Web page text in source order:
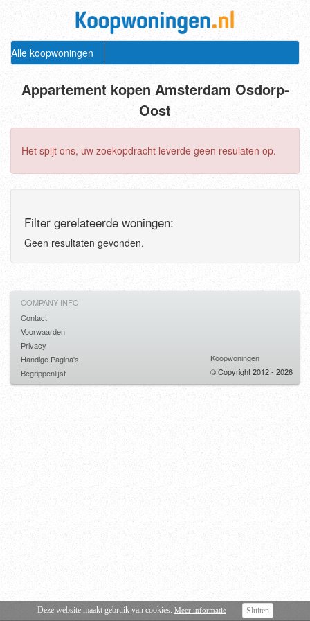
Alle koopwoningen
Appartement kopen Amsterdam Osdorp-
Oost
Het spijt ons, uw zoekopdracht leverde geen resulaten op.
Filter gerelateerde woningen:
Geen resultaten gevonden.
Deze website maakt gebruik van cookies. Meer informatie Sluiten
COMPANY INFO
Contact
Voorwaarden
Privacy
Handige Pagina's
Begrippenlijst
Koopwoningen
© Copyright 2012 - 2026